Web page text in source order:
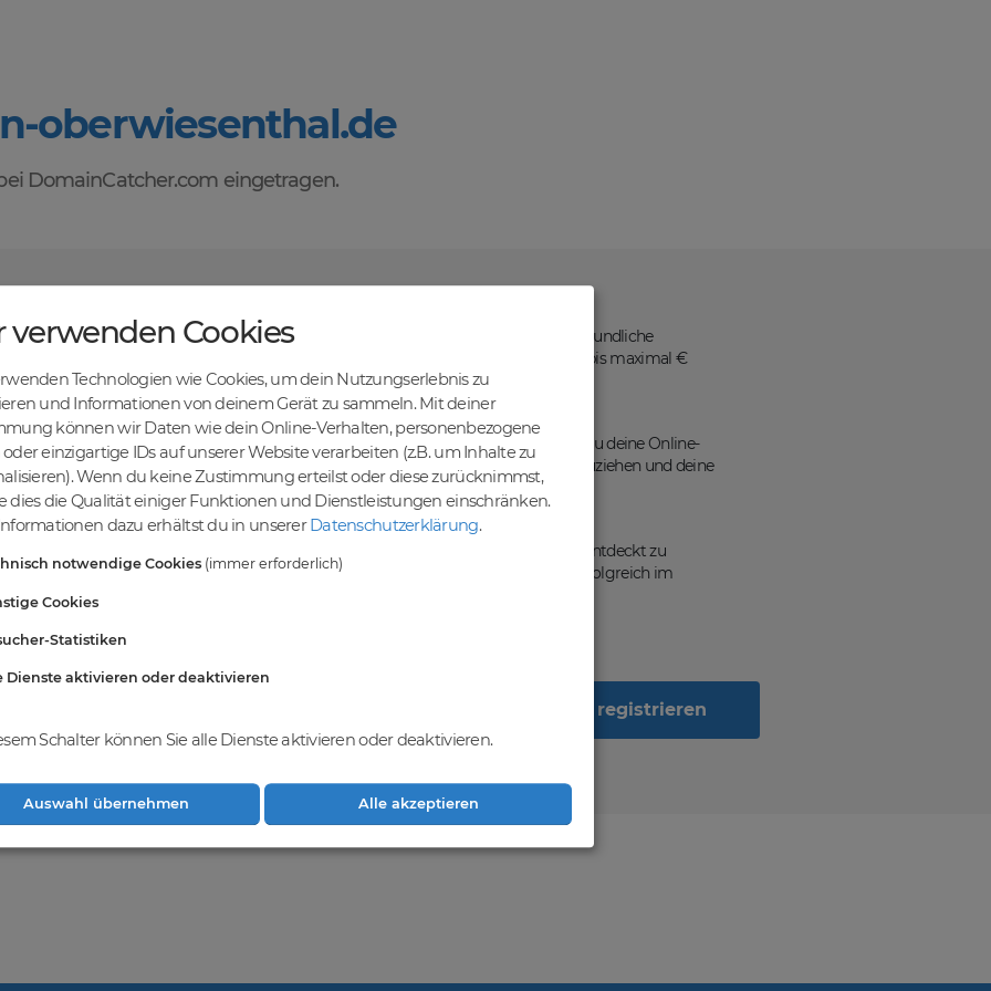
oberwiesenthal.de
DomainCatcher.com eingetragen.
des Domainhandels mit DomainCatcher
dir alle Vorteile des Domainhandels zur Verfügung. Entdecke eine benutzerfreundliche
kaufen, verkaufen und recyceln kannst. Profitiere von fairen Nettopreisen bis maximal €
Abwicklung und sicheren Domaintransfers.
Online-Erfolg mit DomainCatcher
Schlüssel zum Online-Erfolg. Mit unserem breiten Angebot an Domains kannst du deine Online-
deine Zielgruppe gezielt ansprechen. Nutze die Möglichkeit, gezielten Traffic anzuziehen und deine
zu steigern.
vielfältigen Auswahl an Domains
du eine breite Auswahl an erstklassigen Domains, die darauf warten, von dir entdeckt zu
Möglichkeiten, um deine Online-Präsenz zu stärken und dein Geschäft erfolgreich im
Gemeinsam realisieren wir deinen Erfolg im Online-Bereich.
beiDomainCatcherund registriere
zu erwerben und dein
Jetzt registrieren
verwenden Cookies
Technologien wie Cookies, um dein Nutzungserlebnis zu
und Informationen von deinem Gerät zu sammeln. Mit deiner
können wir Daten wie dein Online-Verhalten, personenbezogene
einzigartige IDs auf unserer Website verarbeiten (z.B. um Inhalte zu
Wenn du keine Zustimmung erteilst oder diese zurücknimmst,
dies die Qualität einiger Funktionen und Dienstleistungen einschränken.
dazu erhältst du in unserer Datenschutzerklärung.
notwendige Cookies (immer erforderlich)
Cookies
Statistiken
Dienste aktivieren oder deaktivieren
Schalter können Sie alle Dienste aktivieren oder deaktivieren.
Auswahl übernehmen Alle akzeptieren